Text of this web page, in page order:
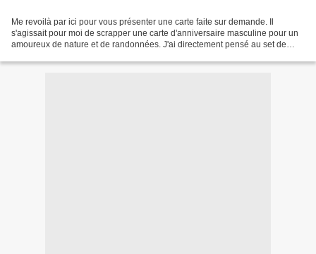
Me revoilà par ici pour vous présenter une carte faite sur demande. Il
s'agissait pour moi de scrapper une carte d'anniversaire masculine pour un
amoureux de nature et de randonnées. J'ai directement pensé au set de